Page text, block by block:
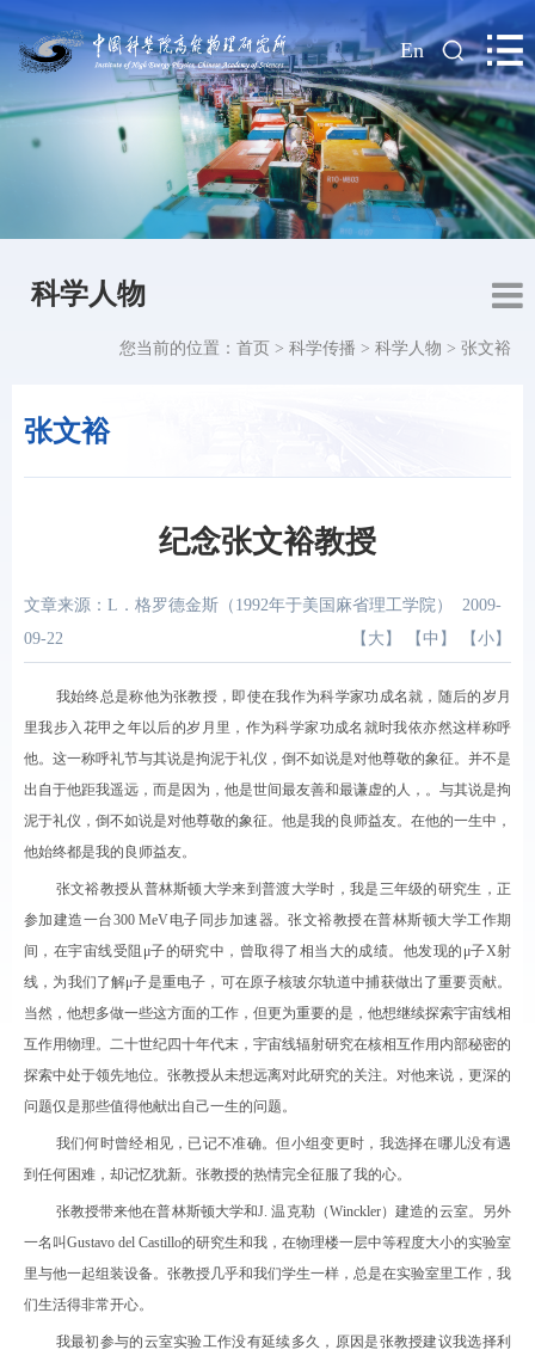
| En
科学人物
张文裕
您当前的位置： 首页 > 科学传播 > 科学人物 > 张文裕
纪念张文裕教授
文章来源：L．格罗德金斯（1992年于美国麻省理工学院）
2009-
09-22
【 大 】 【 中 】 【 小 】
我始终总是称他为张教授，即使在我作为科学家功成名就，随后的岁月
里我步入花甲之年以后的岁月里，作为科学家功成名就时我依亦然这样称呼
他。这一称呼礼节与其说是拘泥于礼仪，倒不如说是对他尊敬的象征。并不是
出自于他距我遥远，而是因为，他是世间最友善和最谦虚的人，。与其说是拘
泥于礼仪，倒不如说是对他尊敬的象征。他是我的良师益友。在他的一生中，
他始终都是我的良师益友。
张文裕教授从普林斯顿大学来到普渡大学时，我是三年级的研究生，正
参加建造一台300 MeV电子同步加速器。张文裕教授在普林斯顿大学工作期
间，在宇宙线受阻μ子的研究中，曾取得了相当大的成绩。他发现的μ子X射
线，为我们了解μ子是重电子，可在原子核玻尔轨道中捕获做出了重要贡献。
当然，他想多做一些这方面的工作，但更为重要的是，他想继续探索宇宙线相
互作用物理。二十世纪四十年代末，宇宙线辐射研究在核相互作用内部秘密的
探索中处于领先地位。张教授从未想远离对此研究的关注。对他来说，更深的
问题仅是那些值得他献出自己一生的问题。
我们何时曾经相见，已记不准确。但小组变更时，我选择在哪儿没有遇
到任何困难，却记忆犹新。张教授的热情完全征服了我的心。
张教授带来他在普林斯顿大学和J.温克勒（Winckler）建造的云室。另外
一名叫Gustavo del Castillo的研究生和我，在物理楼一层中等程度大小的实验室
里与他一起组装设备。张教授几乎和我们学生一样，总是在实验室里工作，我
们生活得非常开心。
我最初参与的云室实验工作没有延续多久，原因是张教授建议我选择利